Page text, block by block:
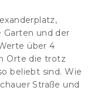
Garten und der
über 4
Orte die trotz
beliebt sind. Wie
Straße und